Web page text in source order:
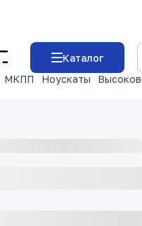
Каталог
МКПП Ноускаты